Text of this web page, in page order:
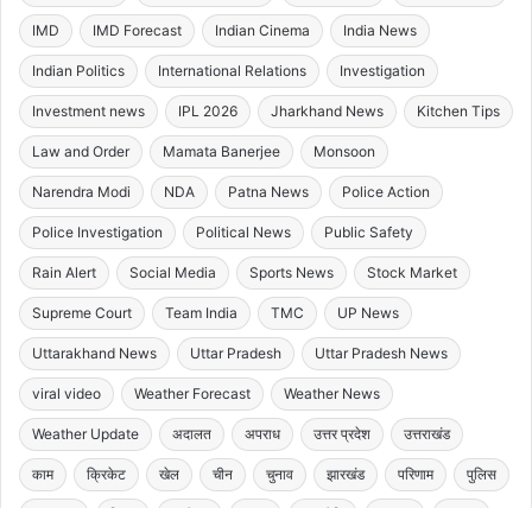
IMD IMD Forecast Indian Cinema India News
Indian Politics International Relations Investigation
Investment news IPL 2026 Jharkhand News Kitchen Tips
Law and Order Mamata Banerjee Monsoon
Narendra Modi NDA Patna News Police Action
Police Investigation Political News Public Safety
Rain Alert Social Media Sports News Stock Market
Supreme Court Team India TMC UP News
Uttarakhand News Uttar Pradesh Uttar Pradesh News
viral video Weather Forecast Weather News
Weather Update अदालत अपराध उत्तर प्रदेश उत्तराखंड
काम क्रिकेट खेल चीन चुनाव झारखंड परिणाम पुलिस